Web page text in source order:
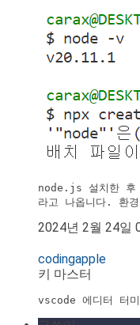
node.js 설치한 후
라고 나옵니다. 환
2024년 2월 24일
codingapple
키 마스터
vscode 에디터 터